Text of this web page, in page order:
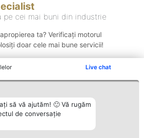
Live chat
să vă ajutăm! 🙂 Vă rugăm
de conversație
pe cei mai buni din industrie
ta? Verificați motorul
doar cele mai bune servicii!